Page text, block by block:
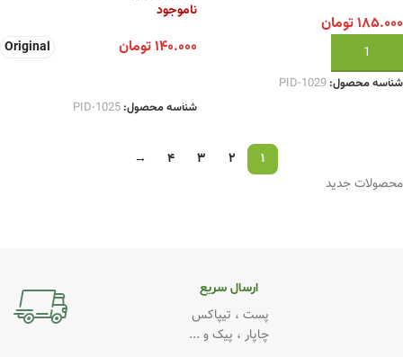
۱۸۵.۰۰۰تومان
افزودن به سبد خرید
شناسه محصول: PID-1029
ناموجود
۱۴۰.۰۰۰تومان Original
شناسه محصول: PID-1025
1
2
3
4
→
محصولات جدید
ارسال سریع
پست ، تیپاکس
چاپار ، پیک و ...